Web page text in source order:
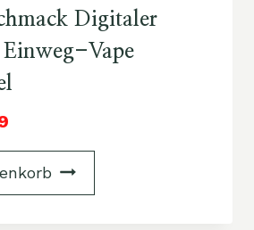
Digitaler
Vape